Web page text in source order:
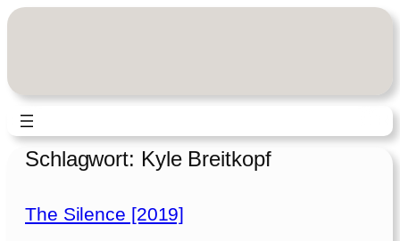
Zum
Schlagwort: Kyle Breitkopf
The Silence [2019]